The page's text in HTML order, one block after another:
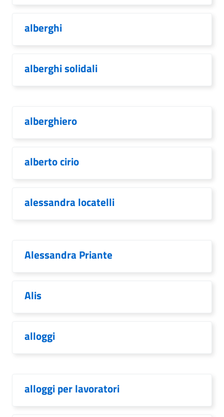
alberghi
alberghi solidali
alberghiero
alberto cirio
alessandra locatelli
Alessandra Priante
Alis
alloggi
alloggi per lavoratori